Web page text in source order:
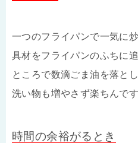
一つのフライパンで一気に
具材をフライパンのふちに
ところで数滴ごま油を落と
洗い物も増やさず楽ちんで
時間の余裕がるとき